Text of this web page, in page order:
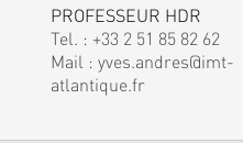
PROFESSEUR HDR
Tel. : +33 2 51 85 82 62
Mail : yves.andres@imt-
atlantique.fr